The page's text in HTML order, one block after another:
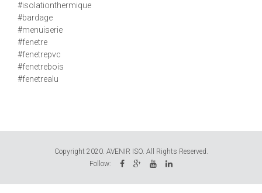
#isolationthermique
#bardage
#menuiserie
#fenetre
#fenetrepvc
#fenetrebois
#fenetrealu
Copyright 2020. AVENIR ISO. All Rights Reserved.
Follow: